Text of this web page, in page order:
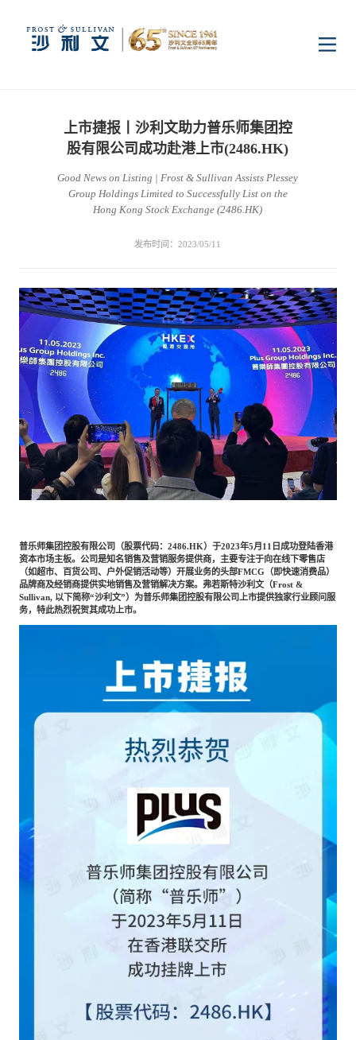
行业研究
市场动态
双碳新能源 医疗与生命科学
餐饮与新零售 半导体与芯片
智能家居 汽车与出行
公共服务 食品与饮料
科技、媒体和通信 金融科技
地产与物业 矿业冶炼
物流与供应链 建筑科技与装饰装潢
文化娱乐
企业级服务 跨境电商贸易
基础设施建设 环保节能科技
航运及港口
资本市场顾问服务
企业咨询服务
传媒中心
公司动态
媒体报道
媒体服务
活动
关于我们
公司介绍
中国管理团队
表现与影响
专家委员会
加入我们
中
EN
上市捷报丨沙利文助力普乐师集团控
股有限公司成功赴港上市(2486.HK)
Good News on Listing | Frost & Sullivan Assists Plessey
Group Holdings Limited to Successfully List on the
Hong Kong Stock Exchange (2486.HK)
发布时间：2023/05/11
普乐师集团控股有限公司（股票代码：2486.HK）于2023年5月11日成功登陆香港
资本市场主板。公司是知名销售及营销服务提供商，主要专注于向在线下零售店
（如超市、百货公司、户外促销活动等）开展业务的头部FMCG（即快速消费品）
品牌商及经销商提供实地销售及营销解决方案。弗若斯特沙利文（Frost &
Sullivan, 以下简称“沙利文”）为普乐师集团控股有限公司上市提供独家行业顾问服
务，特此热烈祝贺其成功上市。